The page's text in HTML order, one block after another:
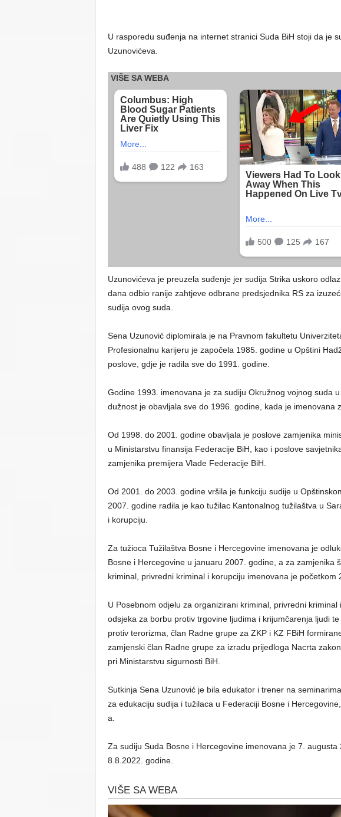
U rasporedu suđenja na internet stranici Suda BiH stoji da je
Uzunovićeva.
Uzunovićeva je preuzela suđenje jer sudija Strika uskoro
dana odbio ranije zahtjeve odbrane predsjednika RS za
sudija ovog suda.
Sena Uzunović diplomirala je na Pravnom fakultetu
Profesionalnu karijeru je započela 1985. godine u Opštini
poslove, gdje je radila sve do 1991. godine.
Godine 1993. imenovana je za sudiju Okružnog vojnog suda
dužnost je obavljala sve do 1996. godine, kada je imenovana
Od 1998. do 2001. godine obavljala je poslove zamjenika
u Ministarstvu finansija Federacije BiH, kao i poslove
zamjenika premijera Vlade Federacije BiH.
Od 2001. do 2003. godine vršila je funkciju sudije u
2007. godine radila je kao tužilac Kantonalnog tužilaštva u
i korupciju.
Za tužioca Tužilaštva Bosne i Hercegovine imenovana je
Bosne i Hercegovine u januaru 2007. godine, a za zamjenika
kriminal, privredni kriminal i korupciju imenovana je početkom
U Posebnom odjelu za organizirani kriminal, privredni
odsjeka za borbu protiv trgovine ljudima i krijumčarenja ljudi
protiv terorizma, član Radne grupe za ZKP i KZ FBiH
zamjenski član Radne grupe za izradu prijedloga Nacrta
pri Ministarstvu sigurnosti BiH.
Sutkinja Sena Uzunović je bila edukator i trener na
za edukaciju sudija i tužilaca u Federaciji Bosne i
a.
Za sudiju Suda Bosne i Hercegovine imenovana je 7.
8.8.2022. godine.